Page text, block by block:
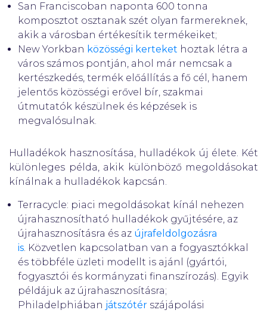
San Franciscoban naponta 600 tonna
komposztot osztanak szét olyan farmereknek,
akik a városban értékesítik termékeiket;
New Yorkban közösségi kerteket hoztak létra a
város számos pontján, ahol már nemcsak a
kertészkedés, termék előállítás a fő cél, hanem
jelentős közösségi erővel bír, szakmai
útmutatók készülnek és képzések is
megvalósulnak.
Hulladékok hasznosítása, hulladékok új élete. Két
különleges példa, akik különböző megoldásokat
kínálnak a hulladékok kapcsán.
Terracycle: piaci megoldásokat kínál nehezen
újrahasznosítható hulladékok gyűjtésére, az
újrahasznosításra és az újrafeldolgozásra
is. Közvetlen kapcsolatban van a fogyasztókkal
és többféle üzleti modellt is ajánl (gyártói,
fogyasztói és kormányzati finanszírozás). Egyik
példájuk az újrahasznosításra;
Philadelphiában játszótér szájápolási